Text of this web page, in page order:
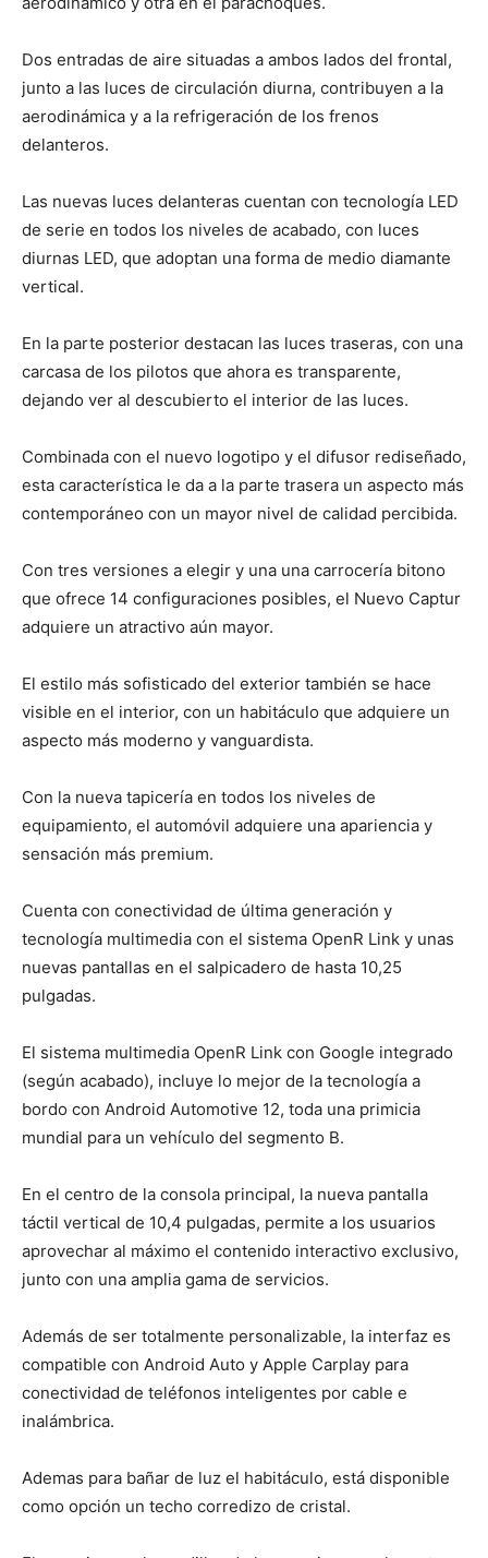
Dos entradas de aire situadas a ambos lados del frontal,
junto a las luces de circulación diurna, contribuyen a la
aerodinámica y a la refrigeración de los frenos
delanteros.
Las nuevas luces delanteras cuentan con tecnología LED
de serie en todos los niveles de acabado, con luces
diurnas LED, que adoptan una forma de medio diamante
vertical.
En la parte posterior destacan las luces traseras, con una
carcasa de los pilotos que ahora es transparente,
dejando ver al descubierto el interior de las luces.
Combinada con el nuevo logotipo y el difusor rediseñado,
esta característica le da a la parte trasera un aspecto más
contemporáneo con un mayor nivel de calidad percibida.
Con tres versiones a elegir y una una carrocería bitono
que ofrece 14 configuraciones posibles, el Nuevo Captur
adquiere un atractivo aún mayor.
El estilo más sofisticado del exterior también se hace
visible en el interior, con un habitáculo que adquiere un
aspecto más moderno y vanguardista.
Con la nueva tapicería en todos los niveles de
equipamiento, el automóvil adquiere una apariencia y
sensación más premium.
Cuenta con conectividad de última generación y
tecnología multimedia con el sistema OpenR Link y unas
nuevas pantallas en el salpicadero de hasta 10,25
pulgadas.
El sistema multimedia OpenR Link con Google integrado
(según acabado), incluye lo mejor de la tecnología a
bordo con Android Automotive 12, toda una primicia
mundial para un vehículo del segmento B.
En el centro de la consola principal, la nueva pantalla
táctil vertical de 10,4 pulgadas, permite a los usuarios
aprovechar al máximo el contenido interactivo exclusivo,
junto con una amplia gama de servicios.
Además de ser totalmente personalizable, la interfaz es
compatible con Android Auto y Apple Carplay para
conectividad de teléfonos inteligentes por cable e
inalámbrica.
Ademas para bañar de luz el habitáculo, está disponible
como opción un techo corredizo de cristal.